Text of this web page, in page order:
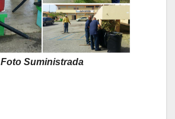
Foto Suministrada